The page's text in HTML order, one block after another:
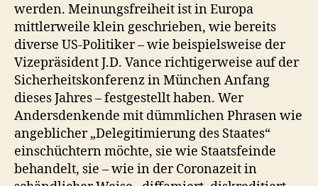
werden. Meinungsfreiheit ist in Europa
mittlerweile klein geschrieben, wie bereits
diverse US-Politiker – wie beispielsweise der
Vizepräsident J.D. Vance richtigerweise auf der
Sicherheitskonferenz in München Anfang
dieses Jahres – festgestellt haben. Wer
Andersdenkende mit dümmlichen Phrasen wie
angeblicher „Delegitimierung des Staates“
einschüchtern möchte, sie wie Staatsfeinde
behandelt, sie – wie in der Coronazeit in